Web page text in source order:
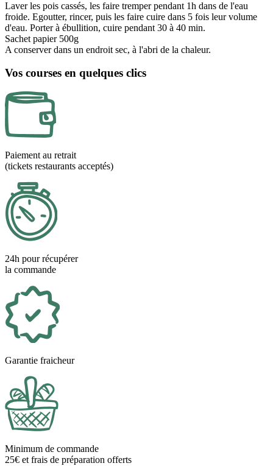
Laver les pois cassés, les faire tremper pendant 1h dans de l'eau
froide. Egoutter, rincer, puis les faire cuire dans 5 fois leur volume
d'eau. Porter à ébullition, cuire pendant 30 à 40 min.
Sachet papier 500g
A conserver dans un endroit sec, à l'abri de la chaleur.
Vos courses en quelques clics
Paiement au retrait
(tickets restaurants acceptés)
24h pour récupérer
la commande
Garantie fraicheur
Minimum de commande
25€ et frais de préparation offerts